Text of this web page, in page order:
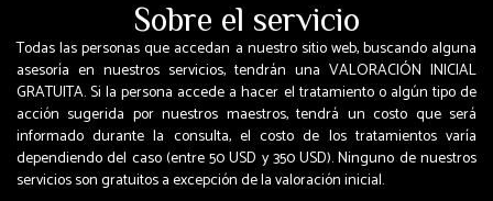
Sobre el servicio
Todas las personas que accedan a nuestro sitio web, buscando alguna
asesoría en nuestros servicios, tendrán una VALORACIÓN INICIAL
GRATUITA. Si la persona accede a hacer el tratamiento o algún tipo de
acción sugerida por nuestros maestros, tendrá un costo que será
informado durante la consulta, el costo de los tratamientos varía
dependiendo del caso (entre 50 USD y 350 USD). Ninguno de nuestros
servicios son gratuitos a excepción de la valoración inicial.